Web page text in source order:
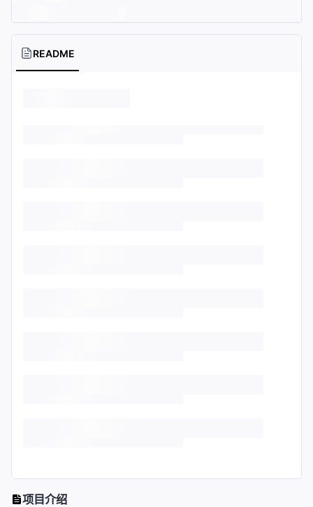
README
项目介绍